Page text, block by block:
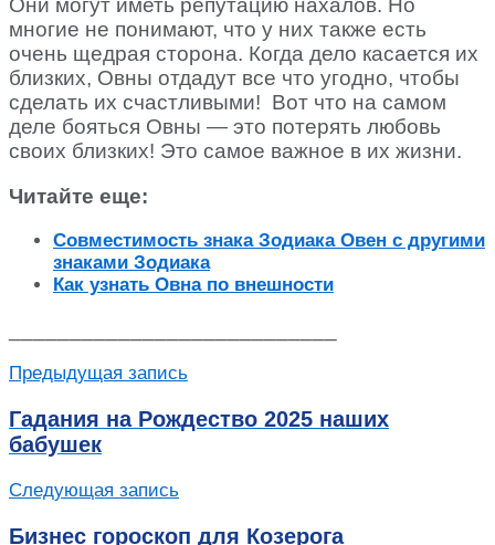
Они могут иметь репутацию нахалов. Но
многие не понимают, что у них также есть
очень щедрая сторона. Когда дело касается их
близких, Овны отдадут все что угодно, чтобы
сделать их счастливыми! Вот что на самом
деле бояться Овны — это потерять любовь
своих близких! Это самое важное в их жизни.
Читайте еще:
Совместимость знака Зодиака Овен с другими
знаками Зодиака
Как узнать Овна по внешности
Предыдущая запись
Гадания на Рождество 2025 наших
бабушек
Следующая запись
Бизнес гороскоп для Козерога